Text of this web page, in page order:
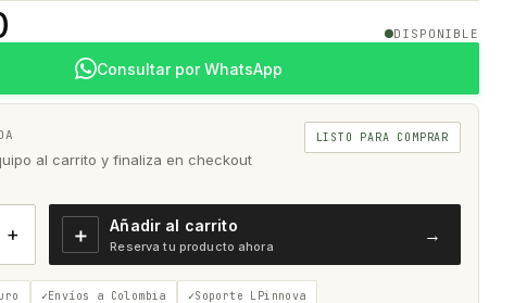
DISPONIBLE
Consultar por WhatsApp
al carrito y finaliza en checkout
LISTO PARA COMPRAR
+ ＋ Añadir al carrito
Reserva tu producto ahora
→
Envíos a Colombia Soporte LPinnova